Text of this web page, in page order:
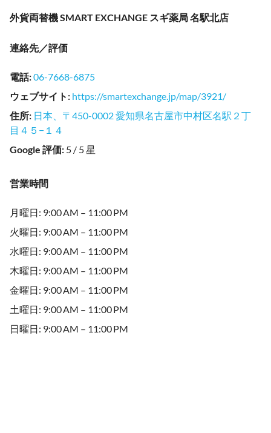
外貨両替機 SMART EXCHANGE スギ薬局 名駅北店
連絡先／評価
電話:06-7668-6875
ウェブサイト : https://smartexchange.jp/map/3921/
住所: 日本、〒450-0002 愛知県名古屋市中村区名駅２丁
目４５−１４
Google 評価: 5 / 5 星
営業時間
月曜日: 9:00 AM – 11:00 PM
火曜日: 9:00 AM – 11:00 PM
水曜日: 9:00 AM – 11:00 PM
木曜日: 9:00 AM – 11:00 PM
金曜日: 9:00 AM – 11:00 PM
土曜日: 9:00 AM – 11:00 PM
日曜日: 9:00 AM – 11:00 PM